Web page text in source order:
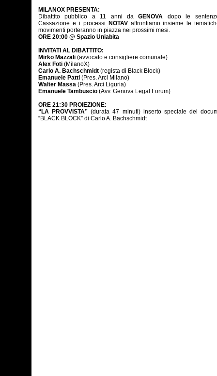
MILANOX PRESENTA:
Dibattito pubblico a 11 anni daGENOVA dopo le
Cassazione e i processi
NOTAVaffrontiamo insieme le
movimenti porteranno in piazza nei prossimi mesi.
ORE 20:00 @ Spazio Uniabita
INVITATI AL DIBATTITO:
Mirko Mazzali (avvocato e consigliere comunale)
Alex Foti (MilanoX)
Carlo A. Bachschmidt (regista di Black Block)
Emanuele Patti (Pres. Arci Milano)
Walter Massa (Pres. Arci Liguria)
Emanuele Tambuscio (Avv. Genova Legal Forum)
ORE 21:30 PROIEZIONE:
“LA PROVVISTA”(durata 47 minuti) inserto speciale del
“BLACK BLOCK” di Carlo A. Bachschmidt